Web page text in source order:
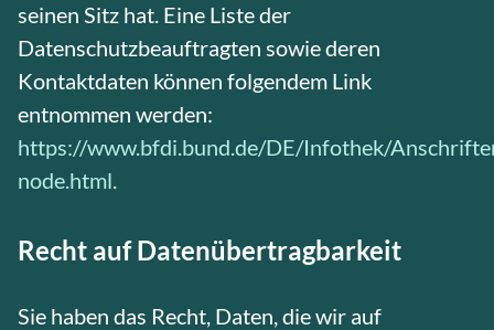
seinen Sitz hat. Eine Liste der
Datenschutzbeauftragten sowie deren
Kontaktdaten können folgendem Link
entnommen werden:
https://www.bfdi.bund.de/DE/Infothek/
node.html.
Recht auf Datenübertragbarkeit
Sie haben das Recht, Daten, die wir auf